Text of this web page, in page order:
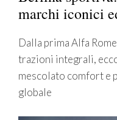
marchi iconici
Dalla prima Alfa
trazioni integrali,
mescolato comfort e
globale